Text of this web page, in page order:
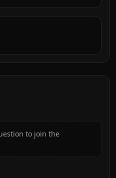
to join the